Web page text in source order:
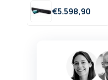
€5.598,90